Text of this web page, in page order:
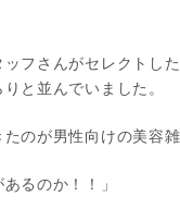
フさんがセレクトし
と並んでいました。
のが男性向けの美容雑
るのか！！」